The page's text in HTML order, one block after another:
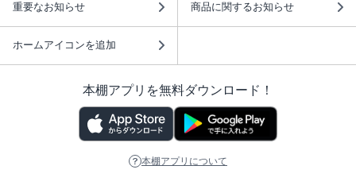
重要なお知らせ 商品に関するお知らせ
ホームアイコンを追加
本棚アプリを無料ダウンロード！
本棚アプリについて